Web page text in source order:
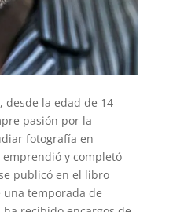
desde la edad de 14
pasión por la
fotografía en
emprendió y completó
publicó en el libro
una temporada de